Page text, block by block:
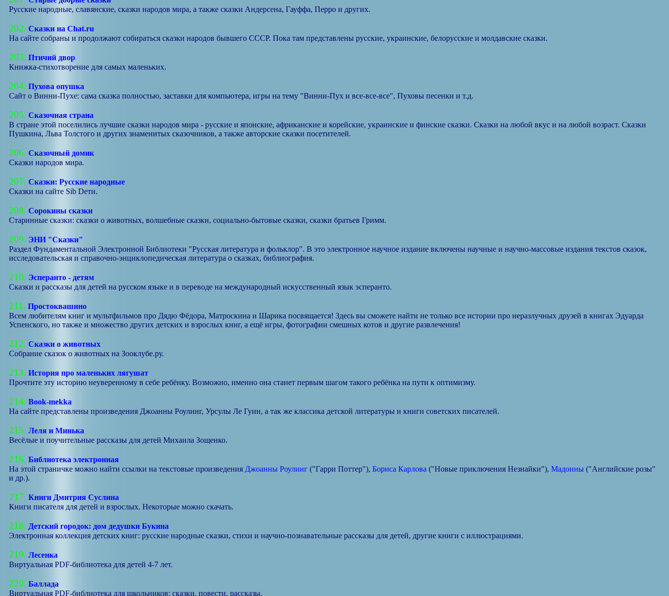
Русские народные, славянские, сказки народов мира, а также сказки Андерсена, Гауффа, Перро и других.
202. Сказки на Chat.ru
На сайте собраны и продолжают собираться сказки народов бывшего СССР. Пока там представлены русские, украинские, белорусские и молдавские сказки.
203. Птичий двор
Книжка-стихотворение для самых маленьких.
204. Пухова опушка
Сайт о Винни-Пухе: сама сказка полностью, заставки для компьютера, игры на тему "Винни-Пух и все-все-все", Пуховы песенки и т.д.
205. Сказочная страна
В стране этой поселились лучшие сказки народов мира - русские и японские, африканские и корейские, украинские и финские сказки. Сказки на любой вкус и на любой возраст. Сказки
Пушкина, Льва Толстого и других знаменитых сказочников, а также авторские сказки посетителей.
206. Сказочный домик
Сказки народов мира.
207. Сказки: Русские народные
Сказки на сайте Sib Deти.
208. Сорокины сказки
Старинные сказки: сказки о животных, волшебные сказки, социально-бытовые сказки, сказки братьев Гримм.
209. ЭНИ "Сказки"
Раздел Фундаментальной Электронной Библиотеки "Русская литература и фольклор". В это электронное научное издание включены научные и научно-массовые издания текстов сказок,
исследовательская и справочно-энциклопедическая литература о сказках, библиография.
210. Эсперанто - детям
Сказки и рассказы для детей на русском языке и в переводе на международный искусственный язык эсперанто.
211. Простоквашино
Всем любителям книг и мультфильмов про Дядю Фёдора, Матроскина и Шарика посвящается! Здесь вы сможете найти не только все истории про неразлучных друзей в книгах Эдуарда
Успенского, но также и множество других детских и взрослых книг, а ещё игры, фотографии смешных котов и другие развлечения!
212. Сказки о животных
Собрание сказок о животных на Зооклубе.ру.
213. История про маленьких лягушат
Прочтите эту историю неуверенному в себе ребёнку. Возможно, именно она станет первым шагом такого ребёнка на пути к оптимизму.
214. Book-mekka
На сайте представлены произведения Джоанны Роулинг, Урсулы Ле Гуин, а так же классика детской литературы и книги советских писателей.
215. Леля и Минька
Весёлые и поучительные рассказы для детей Михаила Зощенко.
216. Библиотека электронная
На этой страничке можно найти ссылки на текстовые произведения Джоанны Роулинг ("Гарри Поттер"), Бориса Карлова ("Новые приключения Незнайки"), Мадонны ("Английские розы"
и др.).
217. Книги Дмитрия Суслина
Книги писателя для детей и взрослых. Некоторые можно скачать.
218. Детский городок: дом дедушки Букина
Электронная коллекция детских книг: русские народные сказки, стихи и научно-познавательные рассказы для детей, другие книги с иллюстрациями.
219. Лесенка
Виртуальная PDF-библиотека для детей 4-7 лет.
220. Баллада
Виртуальная PDF-библиотека для школьников: сказки, повести, рассказы.